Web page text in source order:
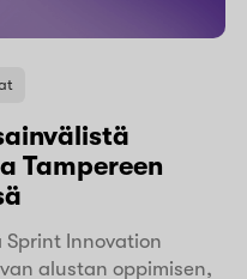
Tampereen
Innovation
alustan oppimisen,